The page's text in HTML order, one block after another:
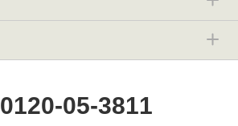
0120-05-3811